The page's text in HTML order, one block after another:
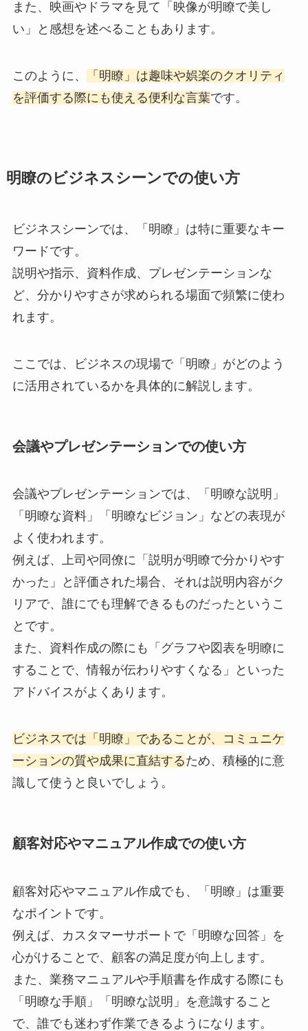
また、映画やドラマを見て「映像が明瞭で美し
い」と感想を述べることもあります。
このように、
「明瞭」は趣味や娯楽のクオリティ
を評価する際にも使える便利な言葉です。
明瞭のビジネスシーンでの使い方
ビジネスシーンでは、「明瞭」は特に重要なキー
ワードです。
説明や指示、資料作成、プレゼンテーションな
ど、分かりやすさが求められる場面で頻繁に使わ
れます。
ここでは、ビジネスの現場で「明瞭」がどのよう
に活用されているかを具体的に解説します。
会議やプレゼンテーションでの使い方
会議やプレゼンテーションでは、「明瞭な説明」
「明瞭な資料」「明瞭なビジョン」などの表現が
よく使われます。
例えば、上司や同僚に「説明が明瞭で分かりやす
かった」と評価された場合、それは説明内容がク
リアで、誰にでも理解できるものだったというこ
とです。
また、資料作成の際にも「グラフや図表を明瞭に
することで、情報が伝わりやすくなる」といった
アドバイスがよくあります。
ビジネスでは「明瞭」であることが、コミュニケ
ーションの質や成果に直結するため、積極的に意
識して使うと良いでしょう。
顧客対応やマニュアル作成での使い方
顧客対応やマニュアル作成でも、「明瞭」は重要
なポイントです。
例えば、カスタマーサポートで「明瞭な回答」を
心がけることで、顧客の満足度が向上します。
また、業務マニュアルや手順書を作成する際にも
「明瞭な手順」「明瞭な説明」を意識すること
で、誰でも迷わず作業できるようになります。